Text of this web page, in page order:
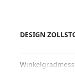
DESIGN